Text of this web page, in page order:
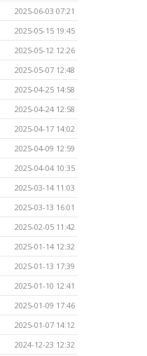
2025-06-03 07:21
2025-05-15 19:45
2025-05-12 12:26
2025-05-07 12:48
2025-04-25 14:58
2025-04-24 12:58
2025-04-17 14:02
2025-04-09 12:59
2025-04-04 10:35
2025-03-14 11:03
2025-03-13 16:01
2025-02-05 11:42
2025-01-14 12:32
2025-01-13 17:39
2025-01-10 12:41
2025-01-09 17:46
2025-01-07 14:12
2024-12-23 12:32